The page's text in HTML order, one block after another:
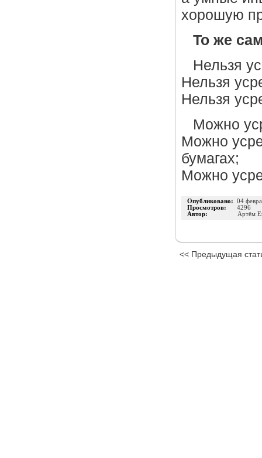
хорошую
То же
Нельзя
Нельзя
Нельзя
Можно
Можно
бумагах;
Можно
Опубликовано: 04
Просмотров: 4296
Автор:
Артём
<< Предыдущая